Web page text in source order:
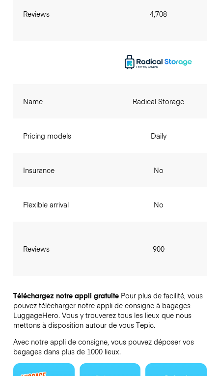
Reviews 4,708
Name
Pricing models
Insurance
Flexible arrival
Reviews
Radical Storage
Daily
No
No
900
Téléchargez notre appli gratuite Pour plus de facilité, vous
pouvez télécharger notre appli de consigne à bagages
LuggageHero. Vous y trouverez tous les lieux que nous
mettons à disposition autour de vous Tepic.
Avec notre appli de consigne, vous pouvez déposer vos
bagages dans plus de 1000 lieux.